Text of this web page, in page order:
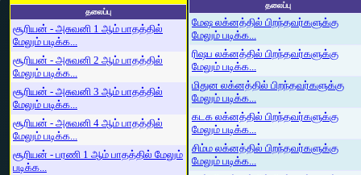
தலைப்பு
சூரியன் - அசுவனி 1 ஆம் பாதத்தில்
மேலும் படிக்க...
சூரியன் - அசுவனி 2 ஆம் பாதத்தில்
மேலும் படிக்க...
சூரியன் - அசுவனி 3 ஆம் பாதத்தில்
மேலும் படிக்க...
சூரியன் - அசுவனி 4 ஆம் பாதத்தில்
மேலும் படிக்க...
சூரியன் - பரணி 1 ஆம் பாதத்தில் மேலும்
படிக்க...
தலைப்பு
மேஷ லக்னத்தில் பிறந்தவர்களுக்கு
மேலும் படிக்க...
ரிஷப லக்னத்தில் பிறந்தவர்களுக்கு
மேலும் படிக்க...
மிதுன லக்னத்தில் பிறந்தவர்களுக்கு
மேலும் படிக்க...
கடக லக்னத்தில் பிறந்தவர்களுக்கு
மேலும் படிக்க...
சிம்ம லக்னத்தில் பிறந்தவர்களுக்கு
மேலும் படிக்க...